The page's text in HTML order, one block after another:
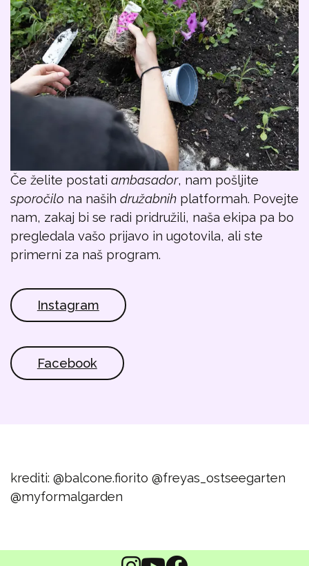
Če želite postati ambasador, nam pošljite
sporočilo na naših družabnih platformah. Povejte
nam, zakaj bi se radi pridružili, naša ekipa pa bo
pregledala vašo prijavo in ugotovila, ali ste
primerni za naš program.
Instagram
Facebook
krediti: @balcone.fiorito @freyas_ostseegarten
@myformalgarden